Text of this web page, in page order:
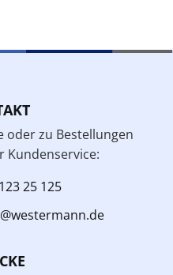
oder zu Bestellungen
Kundenservice:
25 125